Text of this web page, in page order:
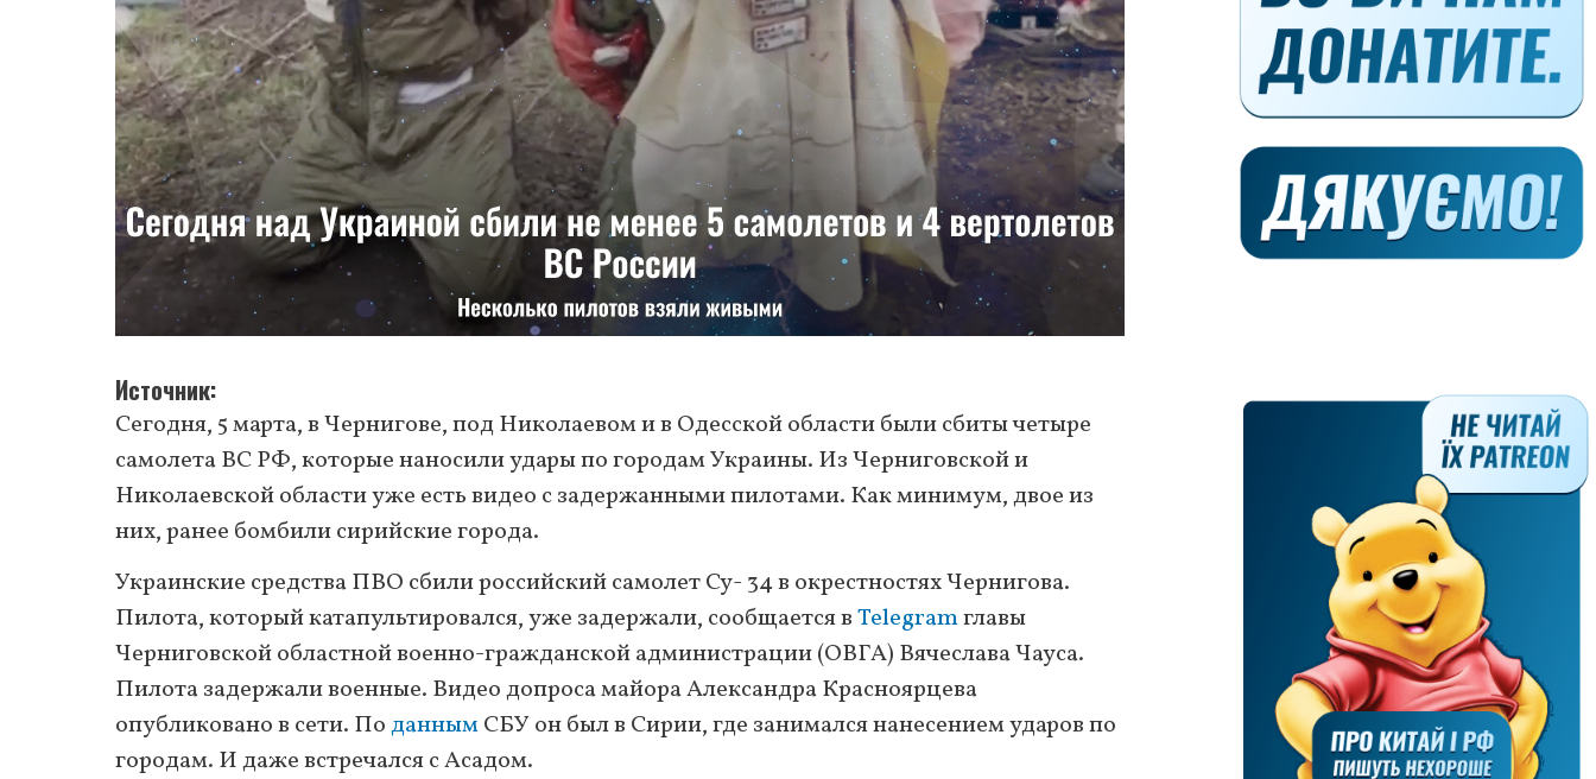
Источник
Сегодня, 5 марта, в Чернигове, под Николаевом и в Одесской области были сбиты четыре
самолета ВС РФ, которые наносили удары по городам Украины. Из Черниговской и
Николаевской области уже есть видео с задержанными пилотами. Как минимум, двое из
них, ранее бомбили сирийские города.
Украинские средства ПВО сбили российский самолет Су- 34 в окрестностях Чернигова.
Пилота, который катапультировался, уже задержали, сообщается вTelegramглавы
Черниговской областной военно-гражданской администрации (ОВГА) Вячеслава Чауса.
Пилота задержали военные. Видео допроса майора Александра Красноярцева
опубликовано в сети. ПоданнымСБУ он был в Сирии, где занимался нанесением ударов по
городам. И даже встречался с Асадом.